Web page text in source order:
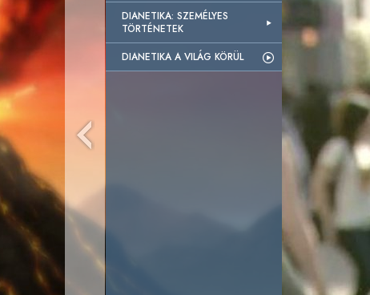
DIANETIKA: SZEMÉLYES
TÖRTÉNETEK
DIANETIKA A VILÁG KÖRÜL